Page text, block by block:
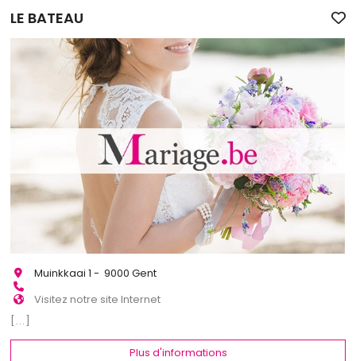
LE BATEAU
Muinkkaai 1 - 9000 Gent
Visitez notre site Internet
[...]
Plus d'informations